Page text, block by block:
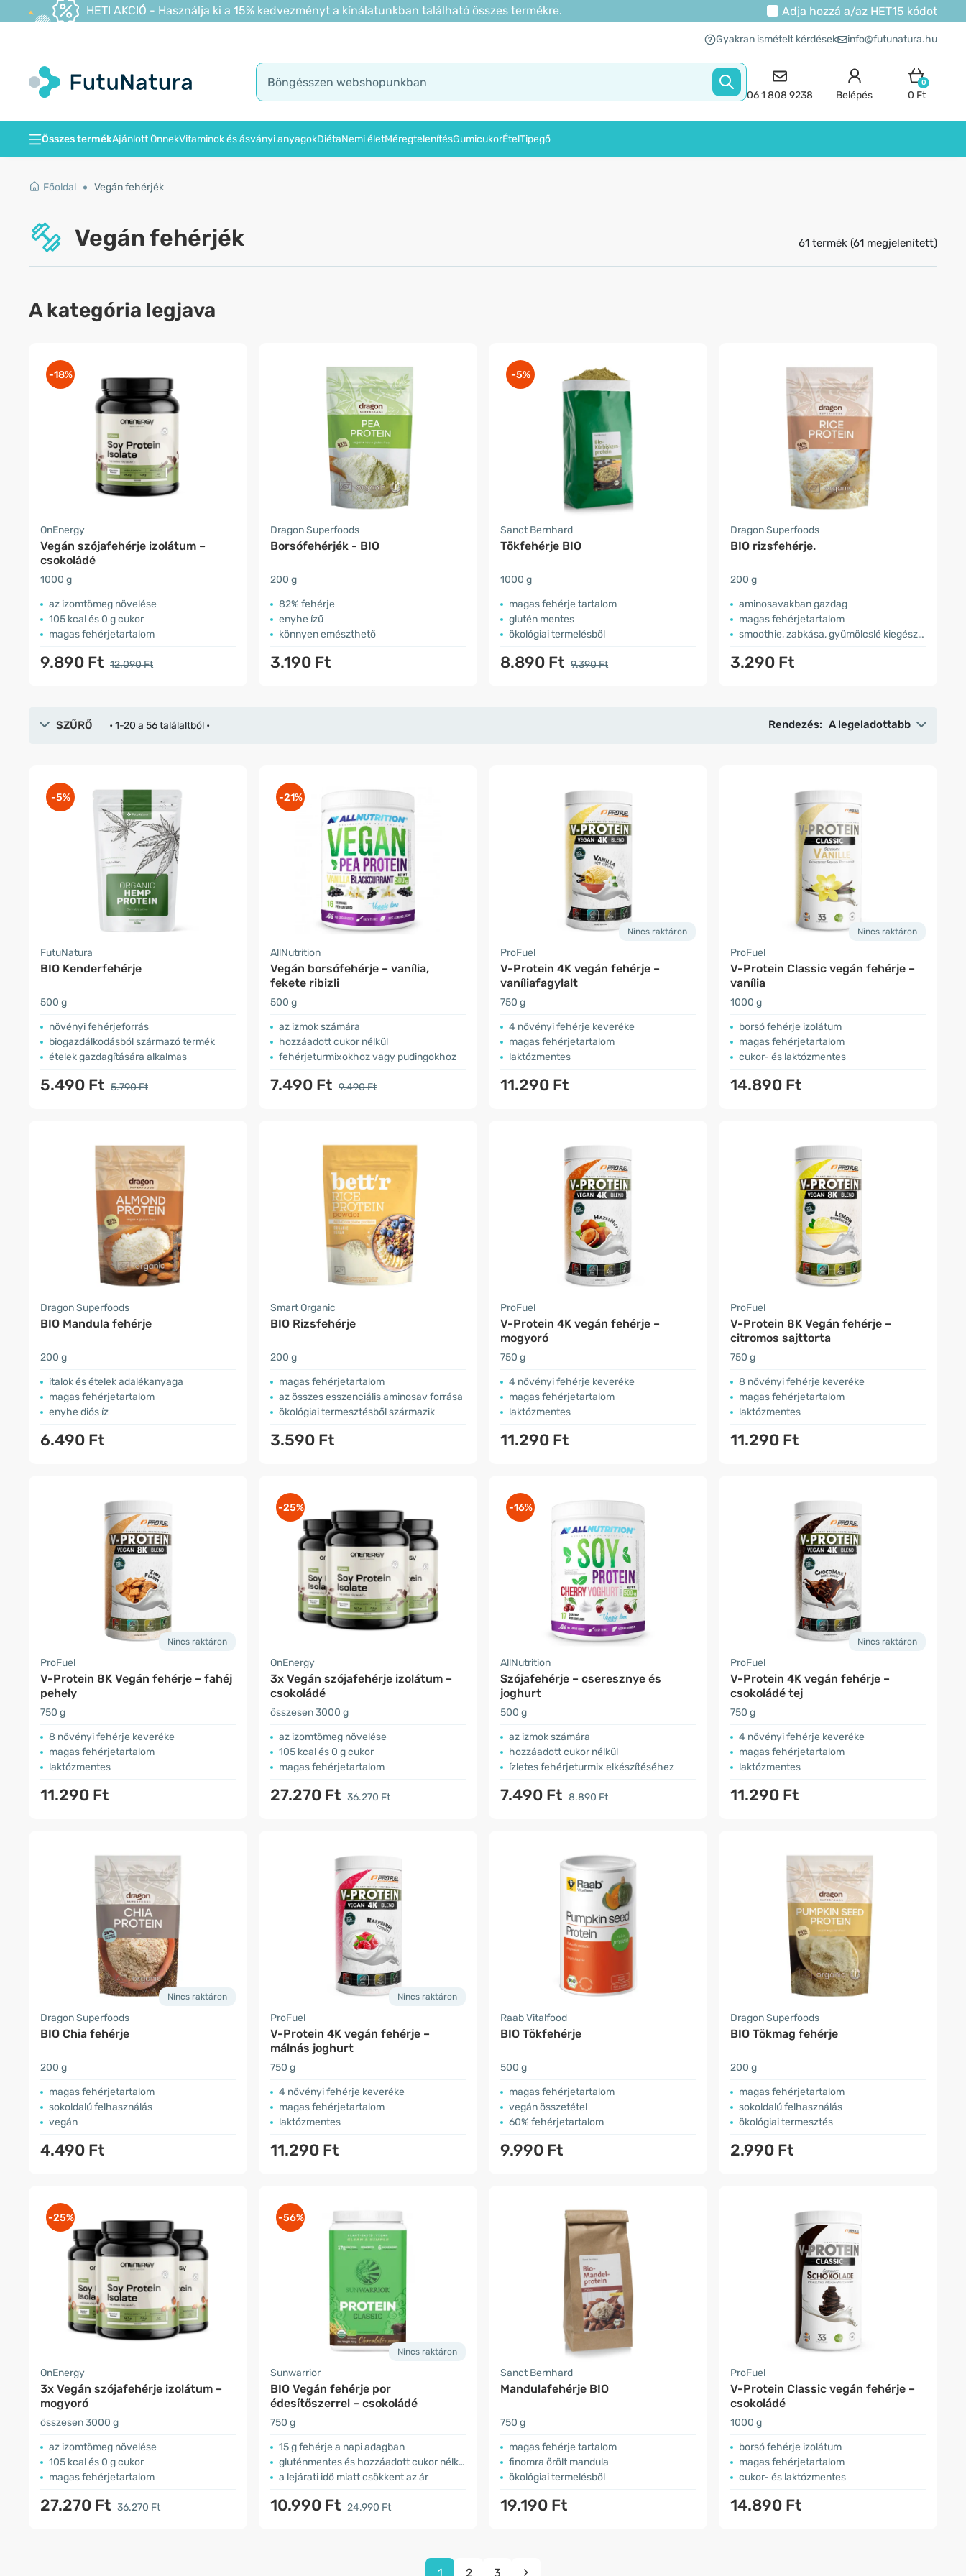
HETI AKCIÓ - Használja ki a 15% kedvezményt a kínálatunkban található összes termékre. Adja hozzá a/az HET15 kódot
Gyakran ismételt kérdések info@futunatura.hu
06 1 808 9238 Belépés
0
0 Ft
Összes termékAjánlott ÖnnekVitaminok és ásványi anyagokDiétaNemi életMéregtelenítésGumicukorÉtelTipegő
Főoldal Vegán fehérjék
Vegán fehérjék 61 termék (61 megjelenített)
A kategória legjava
-18%
OnEnergy
Vegán szójafehérje izolátum –
csokoládé
1000 g
az izomtömeg növelése
105 kcal és 0 g cukor
magas fehérjetartalom
9.890 Ft 12.090 Ft
Dragon Superfoods
Borsófehérjék - BIO
200 g
82% fehérje
enyhe ízű
könnyen emészthető
3.190 Ft
-5%
Sanct Bernhard
Tökfehérje BIO
1000 g
magas fehérje tartalom
glutén mentes
ökológiai termelésből
8.890 Ft 9.390 Ft
Dragon Superfoods
BIO rizsfehérje.
200 g
aminosavakban gazdag
magas fehérjetartalom
smoothie, zabkása, gyümölcslé kiegészítője
3.290 Ft
SZŰRŐ • 1-20 a 56 találaltból • Rendezés: A legeladottabb
-5%
FutuNatura
BIO Kenderfehérje
500 g
​növényi fehérjeforrás
biogazdálkodásból származó termék
ételek gazdagítására alkalmas
5.490 Ft 5.790 Ft
-21%
AllNutrition
Vegán borsófehérje – vanília,
fekete ribizli
500 g
az izmok számára
hozzáadott cukor nélkül
fehérjeturmixokhoz vagy pudingokhoz
7.490 Ft 9.490 Ft
Nincs raktáron
ProFuel
V-Protein 4K vegán fehérje –
vaníliafagylalt
750 g
4 növényi fehérje keveréke
magas fehérjetartalom
laktózmentes
11.290 Ft
Nincs raktáron
ProFuel
V-Protein Classic vegán fehérje –
vanília
1000 g
borsó fehérje izolátum
magas fehérjetartalom
cukor- és laktózmentes
14.890 Ft
Dragon Superfoods
BIO Mandula fehérje
200 g
italok és ételek adalékanyaga
magas fehérjetartalom
enyhe diós íz
6.490 Ft
Smart Organic
BIO Rizsfehérje
200 g
magas fehérjetartalom
az összes esszenciális aminosav forrása
ökológiai termesztésből származik
3.590 Ft
ProFuel
V-Protein 4K vegán fehérje –
mogyoró
750 g
4 növényi fehérje keveréke
magas fehérjetartalom
laktózmentes
11.290 Ft
ProFuel
V-Protein 8K Vegán fehérje –
citromos sajttorta
750 g
8 növényi fehérje keveréke
magas fehérjetartalom
laktózmentes
11.290 Ft
Nincs raktáron
ProFuel
V-Protein 8K Vegán fehérje – fahéj
pehely
750 g
8 növényi fehérje keveréke
magas fehérjetartalom
laktózmentes
11.290 Ft
-25%
OnEnergy
3x Vegán szójafehérje izolátum –
csokoládé
összesen 3000 g
az izomtömeg növelése
105 kcal és 0 g cukor
magas fehérjetartalom
27.270 Ft 36.270 Ft
-16%
AllNutrition
Szójafehérje – cseresznye és
joghurt
500 g
az izmok számára
hozzáadott cukor nélkül
ízletes fehérjeturmix elkészítéséhez
7.490 Ft 8.890 Ft
Nincs raktáron
ProFuel
V-Protein 4K vegán fehérje –
csokoládé tej
750 g
4 növényi fehérje keveréke
magas fehérjetartalom
laktózmentes
11.290 Ft
Nincs raktáron
Dragon Superfoods
BIO Chia fehérje
200 g
magas fehérjetartalom
sokoldalú felhasználás
vegán
4.490 Ft
Nincs raktáron
ProFuel
V-Protein 4K vegán fehérje –
málnás joghurt
750 g
4 növényi fehérje keveréke
magas fehérjetartalom
laktózmentes
11.290 Ft
Raab Vitalfood
BIO Tökfehérje
500 g
magas fehérjetartalom
vegán összetétel
60% fehérjetartalom
9.990 Ft
Dragon Superfoods
BIO Tökmag fehérje
200 g
magas fehérjetartalom
sokoldalú felhasználás
ökológiai termesztés
2.990 Ft
-25%
OnEnergy
3x Vegán szójafehérje izolátum –
mogyoró
összesen 3000 g
az izomtömeg növelése
105 kcal és 0 g cukor
magas fehérjetartalom
27.270 Ft 36.270 Ft
-56%
Nincs raktáron
Sunwarrior
BIO Vegán fehérje por
édesítőszerrel – csokoládé
750 g
15 g fehérje a napi adagban
gluténmentes és hozzáadott cukor nélkül
a lejárati idő miatt csökkent az ár
10.990 Ft 24.990 Ft
Sanct Bernhard
Mandulafehérje BIO
750 g
​magas fehérje tartalom
finomra őrölt mandula
ökológiai termelésből
19.190 Ft
ProFuel
V-Protein Classic vegán fehérje –
csokoládé
1000 g
borsó fehérje izolátum
magas fehérjetartalom
cukor- és laktózmentes
14.890 Ft
1 2 3